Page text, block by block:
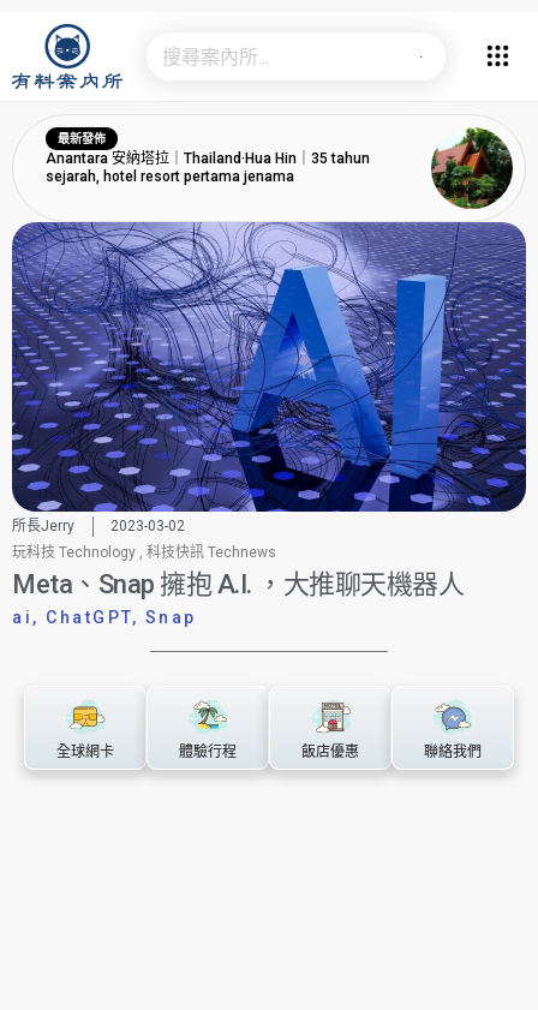
最新發佈
Anantara 安納塔拉｜Thailand·Hua Hin｜35 tahun
sejarah, hotel resort pertama jenama
所長Jerry
2023-03-02
玩科技 Technology , 科技快訊 Technews
Meta、Snap 擁抱 A.I. ，大推聊天機器人
ai , ChatGPT, Snap
全球網卡 體驗行程 飯店優惠 聯絡我們